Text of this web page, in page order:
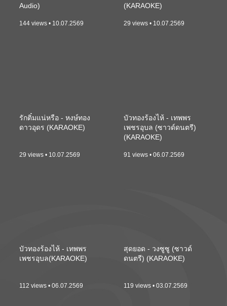
Audio)
144 views • 10.07.2569
(KARAOKE)
29 views • 10.07.2569
รักติ๋มแน่หรือ - หงษ์ทอง
ดาวอุดร (KARAOKE)
29 views • 10.07.2569
บัวทองร้องไห้ - เทพพร
เพชรอุบล (ซาวด์ดนตรี)
(KARAOKE)
91 views • 06.07.2569
บัวทองร้องไห้ - เทพพร
เพชรอุบล(KARAOKE)
112 views • 06.07.2569
สุดยอด - วงซูซู (ซาวด์
ดนตรี) (KARAOKE)
119 views • 03.07.2569